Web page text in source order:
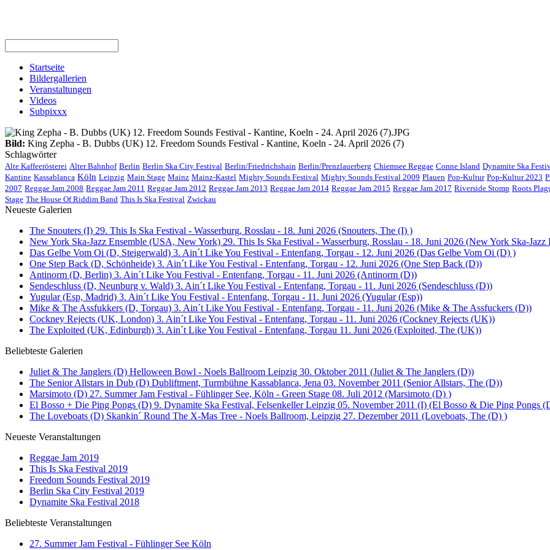
Startseite
Bildergallerien
Veranstaltungen
Videos
Subpixxx
Bild: King Zepha - B. Dubbs (UK) 12. Freedom Sounds Festival - Kantine, Koeln - 24. April 2026 (7)
Schlagwörter
Alte Kaffeerösterei Alter Bahnhof Berlin Berlin Ska City Festival Berlin/Friedrichshain Berlin/Prenzlauerberg Chiemsee Reggae Conne Island Dynamite Ska
Kantine Kassablanca Köln Leipzig Main Stage Mainz Mainz-Kastel Mighty Sounds Festival Mighty Sounds Festival 2009 Plauen Pop-Kultur Pop-Kultur 2023
2007 Reggae Jam 2008 Reggae Jam 2011 Reggae Jam 2012 Reggae Jam 2013 Reggae Jam 2014 Reggae Jam 2015 Reggae Jam 2017 Riverside Stomp Roots
Stage The House Of Riddim Band This Is Ska Festival Zwickau
Neueste Galerien
The Snouters (I) 29. This Is Ska Festival - Wasserburg, Rosslau - 18. Juni 2026 (Snouters, The (I) )
New York Ska-Jazz Ensemble (USA, New York) 29. This Is Ska Festival - Wasserburg, Rosslau - 18. Juni 2026 (New York Ska-
Das Gelbe Vom Oi (D, Steigerwald) 3. Ain´t Like You Festival - Entenfang, Torgau - 12. Juni 2026 (Das Gelbe Vom Oi (D) )
One Step Back (D, Schönheide) 3. Ain´t Like You Festival - Entenfang, Torgau - 12. Juni 2026 (One Step Back (D))
Antinorm (D, Berlin) 3. Ain´t Like You Festival - Entenfang, Torgau - 11. Juni 2026 (Antinorm (D))
Sendeschluss (D, Neunburg v. Wald) 3. Ain´t Like You Festival - Entenfang, Torgau - 11. Juni 2026 (Sendeschluss (D))
Yugular (Esp, Madrid) 3. Ain´t Like You Festival - Entenfang, Torgau - 11. Juni 2026 (Yugular (Esp))
Mike & The Assfukkers (D, Torgau) 3. Ain´t Like You Festival - Entenfang, Torgau - 11. Juni 2026 (Mike & The Assfuckers (D))
Cockney Rejects (UK, London) 3. Ain´t Like You Festival - Entenfang, Torgau - 11. Juni 2026 (Cockney Rejects (UK))
The Exploited (UK, Edinburgh) 3. Ain´t Like You Festival - Entenfang, Torgau 11. Juni 2026 (Exploited, The (UK))
Beliebteste Galerien
Juliet & The Janglers (D) Helloween Bowl - Noels Ballroom Leipzig 30. Oktober 2011 (Juliet & The Janglers (D))
The Senior Allstars in Dub (D) Dubliftment, Turmbühne Kassablanca, Jena 03. November 2011 (Senior Allstars, The (D))
Marsimoto (D) 27. Summer Jam Festival - Fühlinger See, Köln - Green Stage 08. Juli 2012 (Marsimoto (D) )
El Bosso + Die Ping Pongs (D) 9. Dynamite Ska Festival, Felsenkeller Leipzig 05. November 2011 (I) (El Bosso & Die Ping Pongs
The Loveboats (D) Skankin´ Round The X-Mas Tree - Noels Ballroom, Leipzig 27. Dezember 2011 (Loveboats, The (D) )
Neueste Veranstaltungen
Reggae Jam 2019
This Is Ska Festival 2019
Freedom Sounds Festival 2019
Berlin Ska City Festival 2019
Dynamite Ska Festival 2018
Beliebteste Veranstaltungen
27. Summer Jam Festival - Fühlinger See Köln